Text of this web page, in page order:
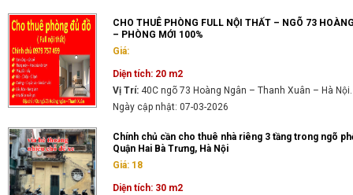
CHO THUÊ PHÒNG FULL NỘI THẤT – NGÕ 73
– PHÒNG MỚI 100%
Giá:
Diện tích: 20 m2
Vị Trí: 40C ngõ 73 Hoàng Ngân – Thanh Xuân – Hà Nội.
Ngày cập nhật: 07-03-2026
Chính chủ cần cho thuê nhà riêng 3 tầng trong ngõ
Quận Hai Bà Trưng, Hà Nội
Giá: 18
Diện tích: 30 m2